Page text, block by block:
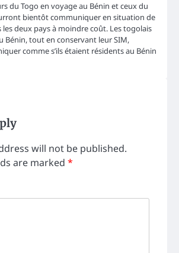
du Togo en voyage au Bénin et ceux du
bientôt communiquer en situation de
deux pays à moindre coût. Les togolais
Bénin, tout en conservant leur SIM,
comme s’ils étaient résidents au Bénin
will not be published.
are marked *